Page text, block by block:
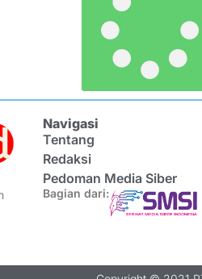
Navigasi
Tentang
Redaksi
Pedoman Media Siber
Bagian dari: